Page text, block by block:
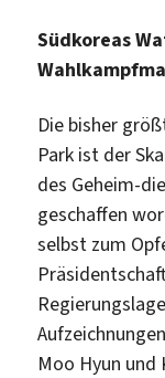
Südkoreas
Die bisher
Park ist der
des Geheim-
geschaffen
selbst zum
Moo Hyun und